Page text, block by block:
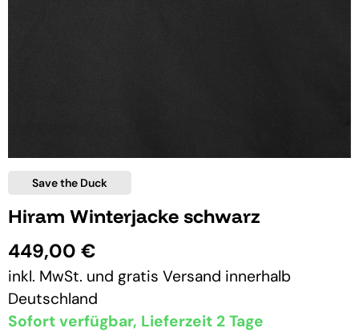
Save the Duck
Hiram Winterjacke schwarz
449,00 €
inkl. MwSt. und gratis Versand innerhalb
Deutschland
Sofort verfügbar, Lieferzeit 2 Tage